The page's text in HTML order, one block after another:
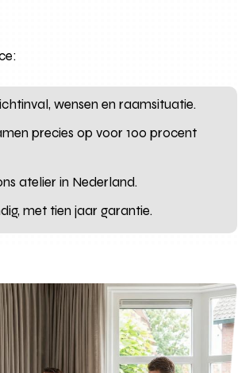
wensen en raamsituatie.
precies op voor 100 procent
atelier in Nederland.
met tien jaar garantie.